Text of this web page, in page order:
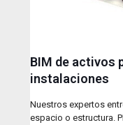
BIM de activos
instalaciones
Nuestros expertos
espacio o estructura.